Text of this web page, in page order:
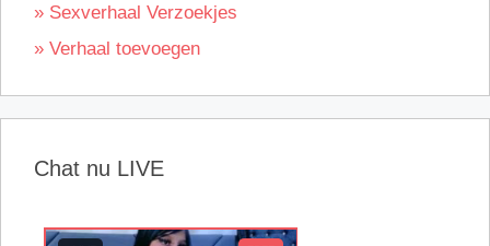
» Sexverhaal Verzoekjes
» Verhaal toevoegen
Chat nu LIVE